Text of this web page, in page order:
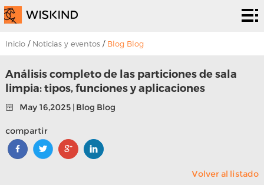
Sistema
de sala
Servicios
CPE
Soluciones
soluciones
proyectos
nosotros
Noticias
Inicio/ Noticias y eventos/ Blog Blog
Análisis completo de las particiones de sala
limpia: tipos, funciones y aplicaciones
May 16,2025 | Blog Blog
compartir
Volver al listado